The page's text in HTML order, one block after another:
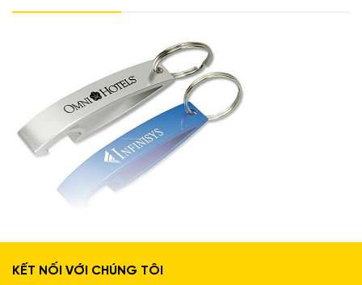
KẾT NỐI VỚI CHÚNG TÔI